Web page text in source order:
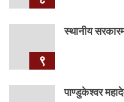
९
स्थानीय
पाण्डुकेश्वर